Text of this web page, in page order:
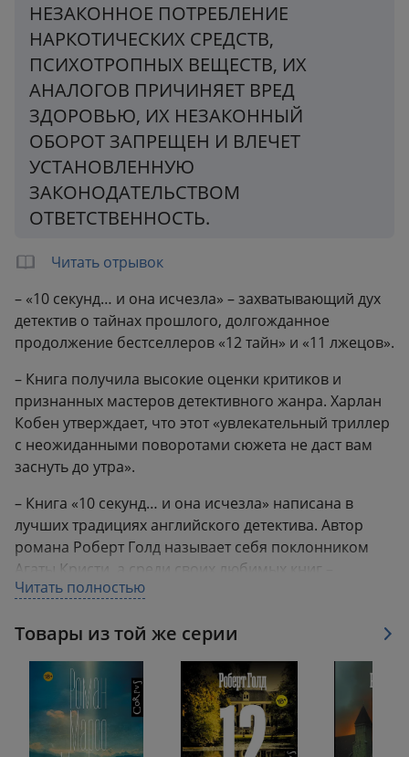
НЕЗАКОННОЕ ПОТРЕБЛЕНИЕ
НАРКОТИЧЕСКИХ СРЕДСТВ,
ПСИХОТРОПНЫХ ВЕЩЕСТВ, ИХ
АНАЛОГОВ ПРИЧИНЯЕТ ВРЕД
ЗДОРОВЬЮ, ИХ НЕЗАКОННЫЙ
ОБОРОТ ЗАПРЕЩЕН И ВЛЕЧЕТ
УСТАНОВЛЕННУЮ
ЗАКОНОДАТЕЛЬСТВОМ
ОТВЕТСТВЕННОСТЬ.
Читать отрывок
– «10 секунд… и она исчезла» – захватывающий дух
детектив о тайнах прошлого, долгожданное
продолжение бестселлеров «12 тайн» и «11 лжецов».
– Книга получила высокие оценки критиков и
признанных мастеров детективного жанра. Харлан
Кобен утверждает, что этот «увлекательный триллер
с неожиданными поворотами сюжета не даст вам
заснуть до утра».
– Книга «10 секунд… и она исчезла» написана в
лучших традициях английского детектива. Автор
романа Роберт Голд называет себя поклонником
Агаты Кристи, а среди своих любимых книг –
«Убийство в Восточном экспрессе» и «Немезиду».
– Главный герой цикла – известный во всей
Великобритании журналист-расследователь Бен
Харпер. За судьбу этого смелого, порядочного и
обаятельного персонажа хочется искренне
переживать до самой последней страницы.
– В романе «10 секунд… и она исчезла» Бену
Читать полностью
Товары из той же серии